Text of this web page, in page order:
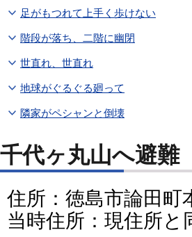
足がもつれて上手く歩けない
階段が落ち、二階に幽閉
世直れ、世直れ
地球がぐるぐる廻って
隣家がペシャンと倒壊
千代ヶ丸山へ避難
住所：徳島市論田町
当時住所：現住所と